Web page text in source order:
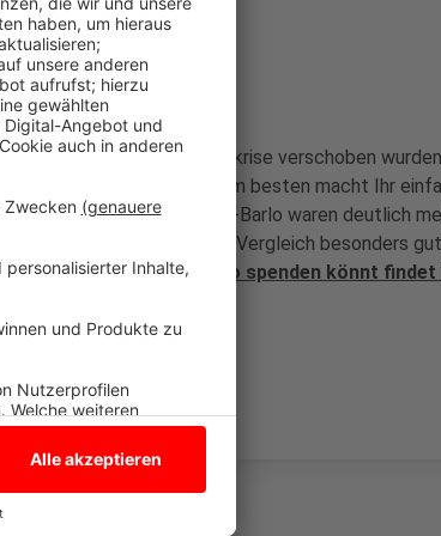
die wegen der Coronakrise verschoben
viele Blutkonserven. Am besten macht Ihr
Ahaus-Graes und Bocholt-Barlo waren deutlich
wir im münsterlandweiten Vergleich besonders
Ihr das nächste Mal wo spenden könnt findet